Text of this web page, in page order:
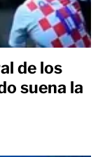
de los
suena la